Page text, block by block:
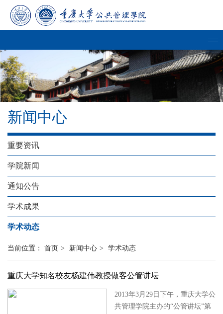
新闻中心
重要资讯
学院新闻
通知公告
学术成果
学术动态
当前位置： 首页 > 新闻中心 > 学术动态
重庆大学知名校友杨建伟教授做客公管讲坛
2013年3月29日下午，重庆大学公
共管理学院主办的“公管讲坛”第